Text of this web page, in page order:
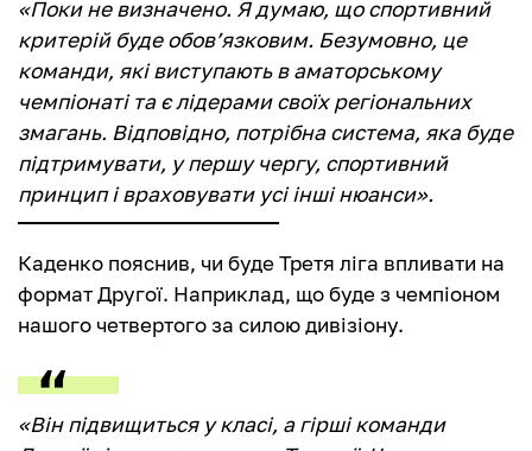
«Поки не визначено. Я думаю, що спортивний
критерій буде обов’язковим. Безумовно, це
команди, які виступають в аматорському
чемпіонаті та є лідерами своїх регіональних
змагань. Відповідно, потрібна система, яка буде
підтримувати, у першу чергу, спортивний
принцип і враховувати усі інші нюанси».
Каденко пояснив, чи буде Третя ліга впливати на
формат Другої. Наприклад, що буде з чемпіоном
нашого четвертого за силою дивізіону.
«Він підвищиться у класі, а гірші команди